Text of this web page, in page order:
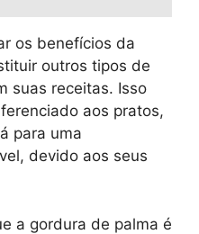
os benefícios da
outros tipos de
suas receitas. Isso
aos pratos,
para uma
devido aos seus
a gordura de palma é